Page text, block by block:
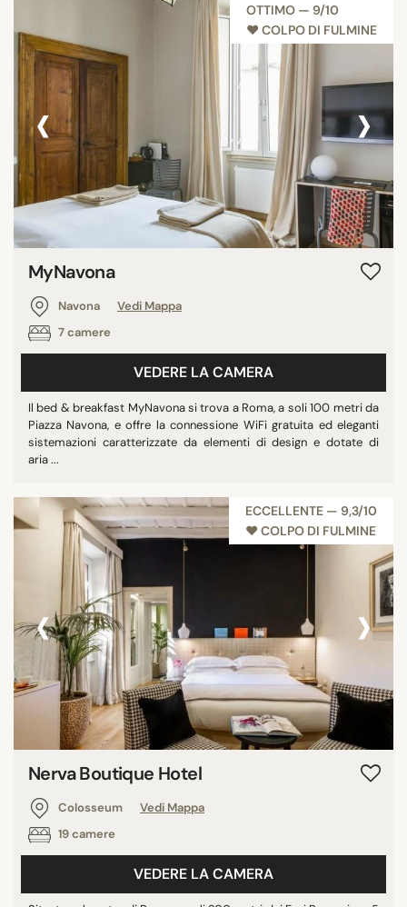
OTTIMO — 9/10
♥︎ COLPO DI FULMINE
‹ ›
MyNavona
Navona
Vedi Mappa
7 camere
VEDERE LA CAMERA
Il bed & breakfast MyNavona si trova a Roma, a soli 100 metri da
Piazza Navona, e offre la connessione WiFi gratuita ed eleganti
sistemazioni caratterizzate da elementi di design e dotate di
aria ...
ECCELLENTE — 9,3/10
♥︎ COLPO DI FULMINE
‹ ›
Nerva Boutique Hotel
Colosseum
Vedi Mappa
19 camere
VEDERE LA CAMERA